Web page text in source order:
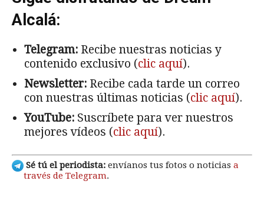
Alcalá:
Telegram: Recibe nuestras noticias y
contenido exclusivo (clic aquí).
Newsletter: Recibe cada tarde un correo
con nuestras últimas noticias (clic aquí).
YouTube: Suscríbete para ver nuestros
mejores vídeos (clic aquí).
Sé tú el periodista: envíanos tus fotos o noticias a
través de Telegram.